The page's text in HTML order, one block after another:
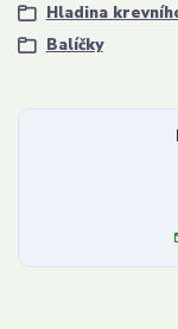
Hladina
Balíčky